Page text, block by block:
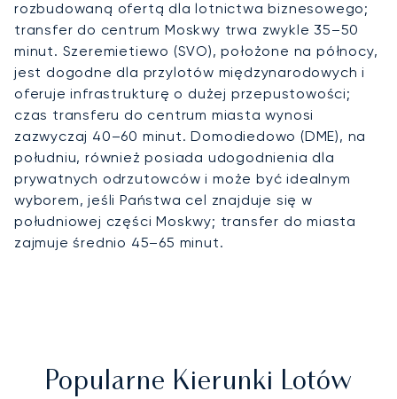
rozbudowaną ofertą dla lotnictwa biznesowego;
transfer do centrum Moskwy trwa zwykle 35–50
minut. Szeremietiewo (SVO), położone na północy,
jest dogodne dla przylotów międzynarodowych i
oferuje infrastrukturę o dużej przepustowości;
czas transferu do centrum miasta wynosi
zazwyczaj 40–60 minut. Domodiedowo (DME), na
południu, również posiada udogodnienia dla
prywatnych odrzutowców i może być idealnym
wyborem, jeśli Państwa cel znajduje się w
południowej części Moskwy; transfer do miasta
zajmuje średnio 45–65 minut.
Popularne Kierunki Lotów